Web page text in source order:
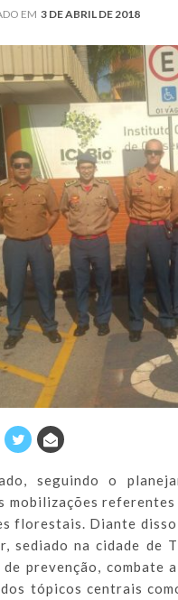
EM 3 DE ABRIL DE 2018
seguindo o
mobilizações
florestais. Diante
sediado na cidade de
de prevenção,
tópicos centrais